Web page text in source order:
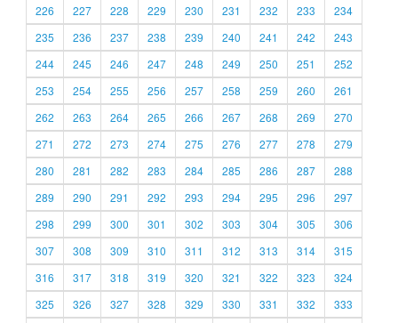
226
227 228 229 230 231 232 233
234
235
236 237 238 239 240 241 242
243
244
245 246 247 248 249 250 251
252
253
254 255 256 257 258 259 260
261
262
263 264 265 266 267 268 269
270
271
272 273 274 275 276 277 278
279
280
281 282 283 284 285 286 287
288
289
290 291 292 293 294 295 296
297
298
299 300 301 302 303 304 305
306
307
308 309 310 311 312 313 314
315
316
317 318 319 320 321 322 323
324
325
326 327 328 329 330 331 332 333